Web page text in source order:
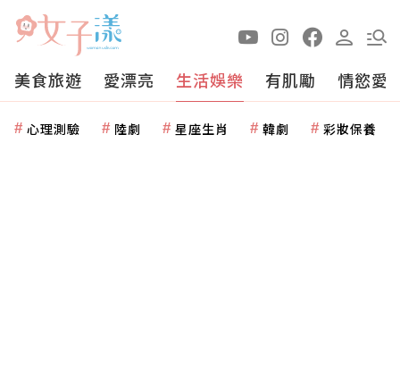
美食旅遊 愛漂亮 生活娛樂 有肌勵 情慾愛
心理測驗 陸劇 星座生肖 韓劇 彩妝保養